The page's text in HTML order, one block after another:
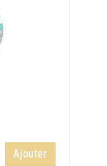
Ajouter